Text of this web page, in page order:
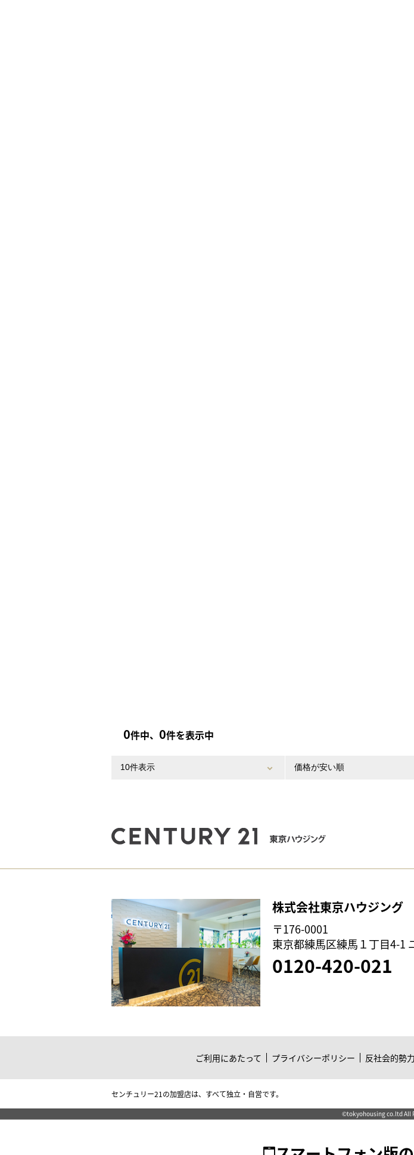
0件中、 0件を表示中
株式会社東京ハウジング
〒176-0001
東京都練馬区練馬１丁目4-1
0120-420-021
ご利用にあたって プライバシーポリシー 反社会的勢
センチュリー21の加盟店は、すべて独立・自営です。
©tokyohousing co.ltd All